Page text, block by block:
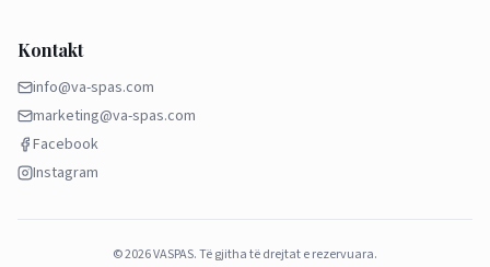
Kontakt
info@va-spas.com
marketing@va-spas.com
Facebook
Instagram
©2026VASPAS.Të gjitha të drejtat e rezervuara.